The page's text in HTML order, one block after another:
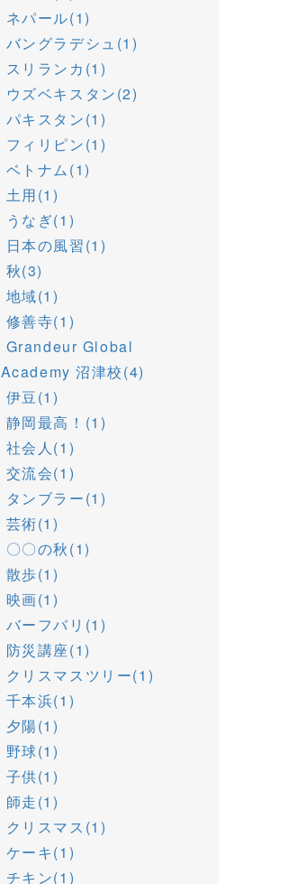
ネパール(1)
バングラデシュ(1)
スリランカ(1)
ウズベキスタン(2)
パキスタン(1)
フィリピン(1)
ベトナム(1)
土用(1)
うなぎ(1)
日本の風習(1)
秋(3)
地域(1)
修善寺(1)
Grandeur Global
Academy 沼津校(4)
伊豆(1)
静岡最高！(1)
社会人(1)
交流会(1)
タンブラー(1)
芸術(1)
〇〇の秋(1)
散歩(1)
映画(1)
バーフバリ(1)
防災講座(1)
クリスマスツリー(1)
千本浜(1)
夕陽(1)
野球(1)
子供(1)
師走(1)
クリスマス(1)
ケーキ(1)
チキン(1)